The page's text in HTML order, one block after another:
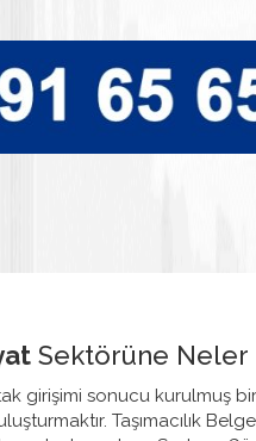
Sektörüne Neler
girişimi sonucu kurulmuş bir
Taşımacılık